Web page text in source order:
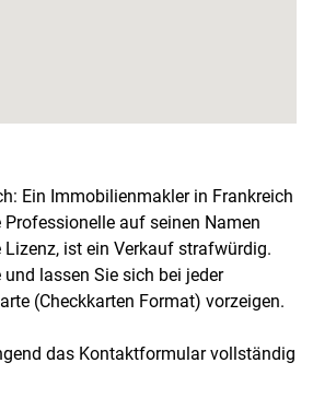
Ein Immobilienmakler in Frankreich
Professionelle auf seinen Namen
Lizenz, ist ein Verkauf strafwürdig.
und lassen Sie sich bei jeder
(Checkkarten Format) vorzeigen.
das Kontaktformular vollständig